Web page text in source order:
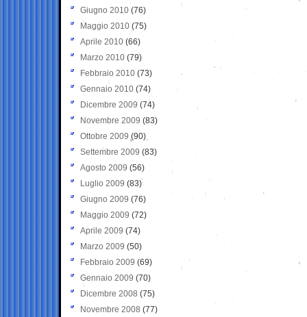
Giugno 2010 (76)
Maggio 2010 (75)
Aprile 2010 (66)
Marzo 2010 (79)
Febbraio 2010 (73)
Gennaio 2010 (74)
Dicembre 2009 (74)
Novembre 2009 (83)
Ottobre 2009 (90)
Settembre 2009 (83)
Agosto 2009 (56)
Luglio 2009 (83)
Giugno 2009 (76)
Maggio 2009 (72)
Aprile 2009 (74)
Marzo 2009 (50)
Febbraio 2009 (69)
Gennaio 2009 (70)
Dicembre 2008 (75)
Novembre 2008 (77)